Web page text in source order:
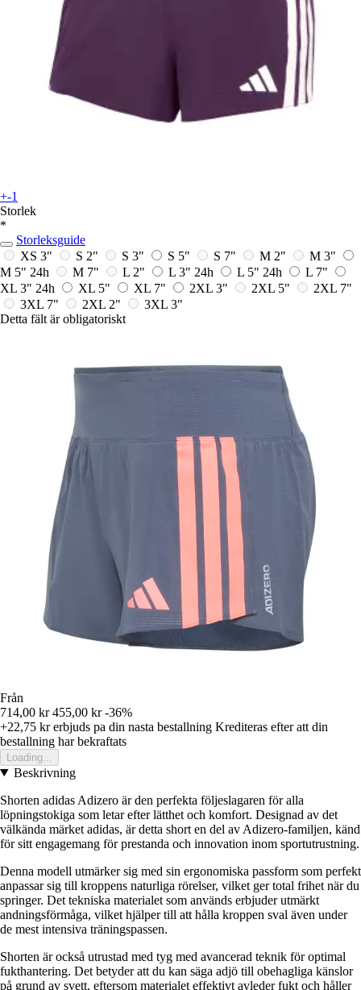
+-1
Storlek
*
Storleksguide
XS 3"
S 2" S 3" S 5" S 7" M 2"
M 3"
M 5" 24h M 7" L 2" L 3" 24h L 5" 24h
L 7"
XL 3" 24h XL 5" XL 7" 2XL 3" 2XL 5"
2XL 7"
3XL 7"
2XL 2"
3XL 3"
Detta fält är obligatoriskt
Från
714,00 kr 455,00 kr -36%
+22,75 krerbjuds pa din nasta bestallning Krediteras efter att din
bestallning har bekraftats
Loading...
Beskrivning
Shorten adidas Adizero är den perfekta följeslagaren för alla
löpningstokiga som letar efter lätthet och komfort. Designad av det
välkända märket adidas, är detta short en del av Adizero-familjen, känd
för sitt engagemang för prestanda och innovation inom sportutrustning.
Denna modell utmärker sig med sin ergonomiska passform som perfekt
anpassar sig till kroppens naturliga rörelser, vilket ger total frihet när du
springer. Det tekniska materialet som används erbjuder utmärkt
andningsförmåga, vilket hjälper till att hålla kroppen sval även under
de mest intensiva träningspassen.
Shorten är också utrustad med tyg med avancerad teknik för optimal
fukthantering. Det betyder att du kan säga adjö till obehagliga känslor
på grund av svett, eftersom materialet effektivt avleder fukt och håller